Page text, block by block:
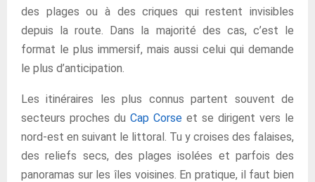
des plages ou à des criques qui restent invisibles
depuis la route. Dans la majorité des cas, c’est le
format le plus immersif, mais aussi celui qui demande
le plus d’anticipation.
Les itinéraires les plus connus partent souvent de
secteurs proches du Cap Corse et se dirigent vers le
nord-est en suivant le littoral. Tu y croises des falaises,
des reliefs secs, des plages isolées et parfois des
panoramas sur les îles voisines. En pratique, il faut bien